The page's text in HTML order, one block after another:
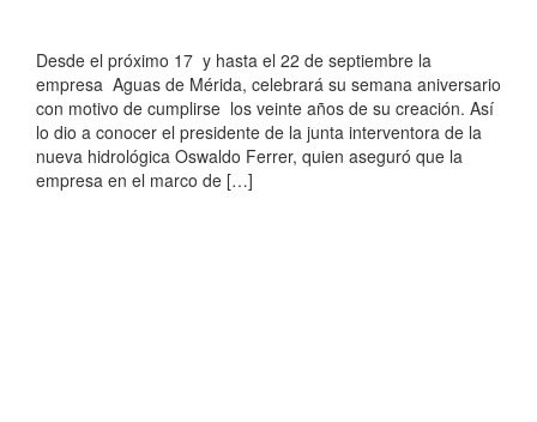
Desde el próximo 17 y hasta el 22 de septiembre la
empresa Aguas de Mérida, celebrará su semana aniversario
con motivo de cumplirse los veinte años de su creación. Así
lo dio a conocer el presidente de la junta interventora de la
nueva hidrológica Oswaldo Ferrer, quien aseguró que la
empresa en el marco de […]